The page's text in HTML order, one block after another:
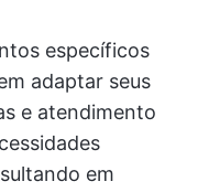
específicos
adaptar seus
e atendimento
em